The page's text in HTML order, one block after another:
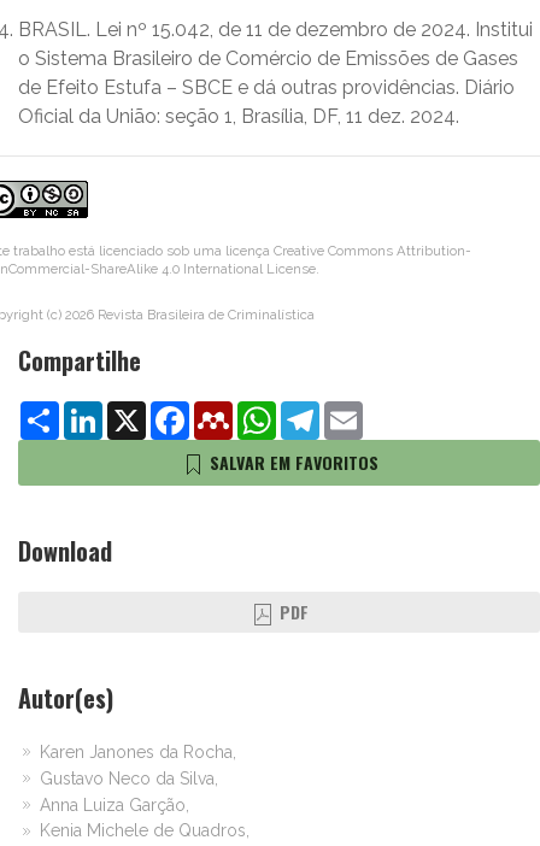
BRASIL. Lei nº 15.042, de 11 de dezembro de 2024. Institui
o Sistema Brasileiro de Comércio de Emissões de Gases
de Efeito Estufa – SBCE e dá outras providências. Diário
Oficial da União: seção 1, Brasília, DF, 11 dez. 2024.
trabalho está licenciado sob uma licença Creative Commons Attribution-
ShareAlike 4.0 International License.
(c) 2026 Revista Brasileira de Criminalística
Compartilhe
ShareLinkedIn
X FacebookMendeleyWhatsApp
Telegram
SALVAR EM FAVORITOS
Download
PDF
Autor(es)
Karen Janones da Rocha,
Gustavo Neco da Silva,
Anna Luiza Garção,
Kenia Michele de Quadros,